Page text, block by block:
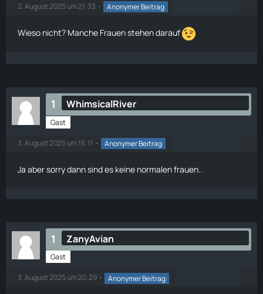
2. August 2025 um 21:33 Anonymer Beitrag
Wieso nicht? Manche Frauen stehen darauf
1 WhimsicalRiver
Gast
3. August 2025 um 16:11 Anonymer Beitrag
Ja aber sorry dann sind es keine normalen frauen..
1 ZanyAvian
Gast
3. August 2025 um 20:29 Anonymer Beitrag